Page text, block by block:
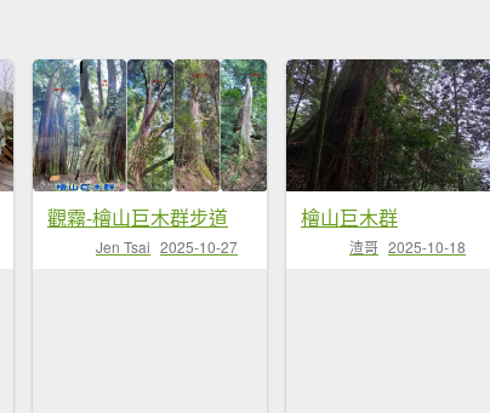
觀霧-檜山巨木群步道
Jen Tsai 2025-10-27
檜山巨木群
渣哥 2025-10-18